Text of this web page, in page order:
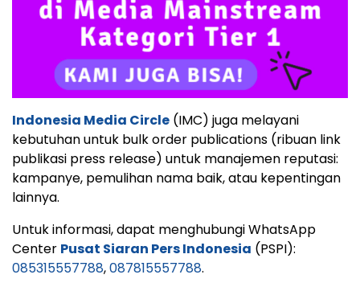
Indonesia Media Circle (IMC) juga melayani
kebutuhan untuk bulk order publications (ribuan link
publikasi press release) untuk manajemen reputasi:
kampanye, pemulihan nama baik, atau kepentingan
lainnya.
Untuk informasi, dapat menghubungi WhatsApp
Center Pusat Siaran Pers Indonesia (PSPI):
085315557788,087815557788.